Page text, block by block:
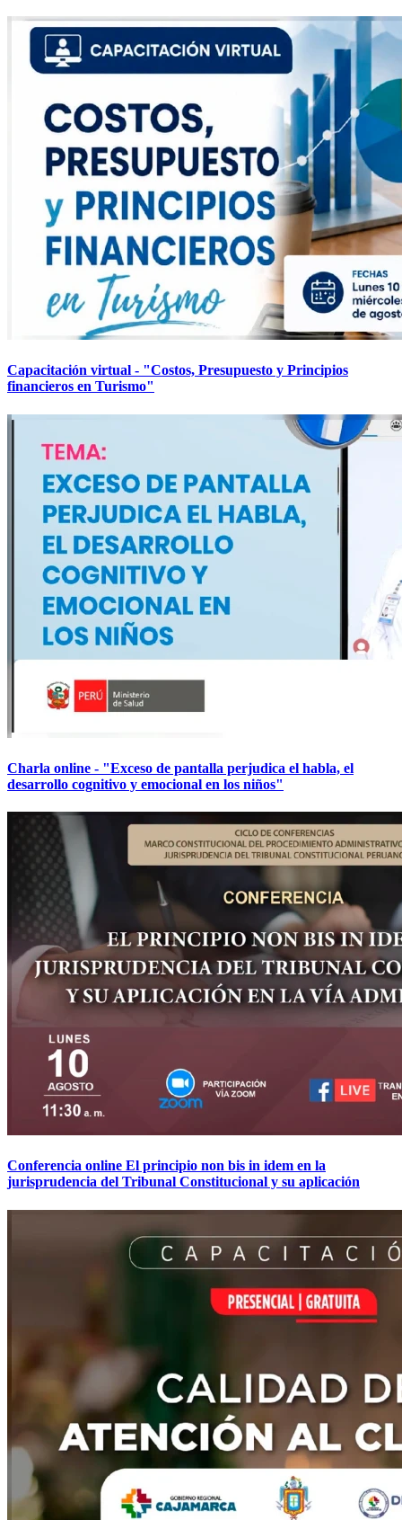
Capacitación virtual - "Costos, Presupuesto y Principios
financieros en Turismo"
Charla online - "Exceso de pantalla perjudica el habla, el
desarrollo cognitivo y emocional en los niños"
Conferencia online El principio non bis in idem en la
jurisprudencia del Tribunal Constitucional y su aplicación